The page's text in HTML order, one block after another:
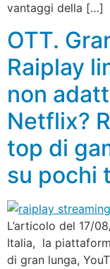
vantaggi della […]
OTT.
Raiplay
non
Netflix?
top di
su pochi
L’articolo del 17/
Italia, la
di gran lunga,